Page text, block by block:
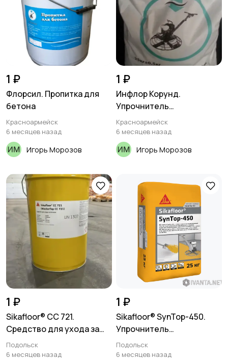
1 ₽
Флорсил. Пропитка для
бетона
Красноармейск
6 месяцев назад
Игорь Морозов
1 ₽
Инфлор Корунд.
Упрочнитель
поверхности бетонного
пола
Красноармейск
6 месяцев назад
Игорь Морозов
1 ₽
Sikafloor® CC 721.
Средство для ухода за
бетоном. Пропитка
Подольск
6 месяцев назад
1 ₽
Sikafloor® SynTop-450.
Упрочнитель
поверхности бетонного
пола
Подольск
6 месяцев назад